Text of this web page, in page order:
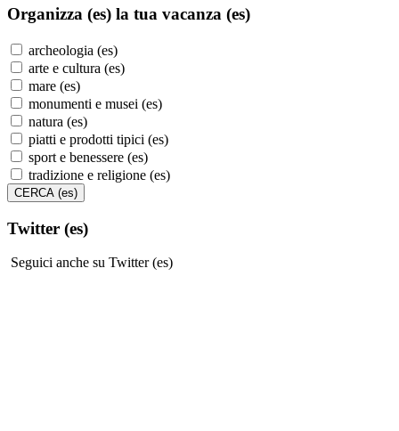
Organizza (es) la tua vacanza (es)
archeologia (es)
arte e cultura (es)
mare (es)
monumenti e musei (es)
natura (es)
piatti e prodotti tipici (es)
sport e benessere (es)
tradizione e religione (es)
Twitter (es)
Seguici anche su Twitter (es)